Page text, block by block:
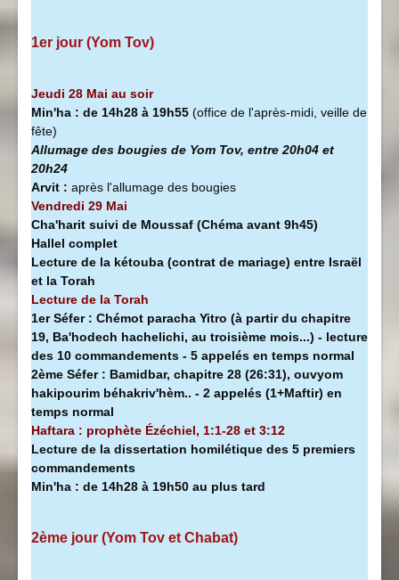
1er jour (Yom Tov)
Jeudi 28 Mai au soir
Min'ha : de 14h28 à 19h55 (office de l'après-midi, veille de
fête)
Allumage des bougies de Yom Tov, entre 20h04 et
20h24
Arvit : après l'allumage des bougies
Vendredi 29 Mai
Cha'harit suivi de Moussaf (Chéma avant 9h45)
Hallel complet
Lecture de la kétouba (contrat de mariage) entre Israël
et la Torah
Lecture de la Torah
1er Séfer : Chémot paracha Yitro (à partir du chapitre
19, Ba'hodech hachelichi, au troisième mois...) - lecture
des 10 commandements - 5 appelés en temps normal
2ème Séfer : Bamidbar, chapitre 28 (26:31), ouvyom
hakipourim béhakriv'hèm.. - 2 appelés (1+Maftir) en
temps normal
Haftara : prophète Ézéchiel, 1:1-28 et 3:12
Lecture de la dissertation homilétique des 5 premiers
commandements
Min'ha : de 14h28 à 19h50 au plus tard
2ème jour (Yom Tov et Chabat)